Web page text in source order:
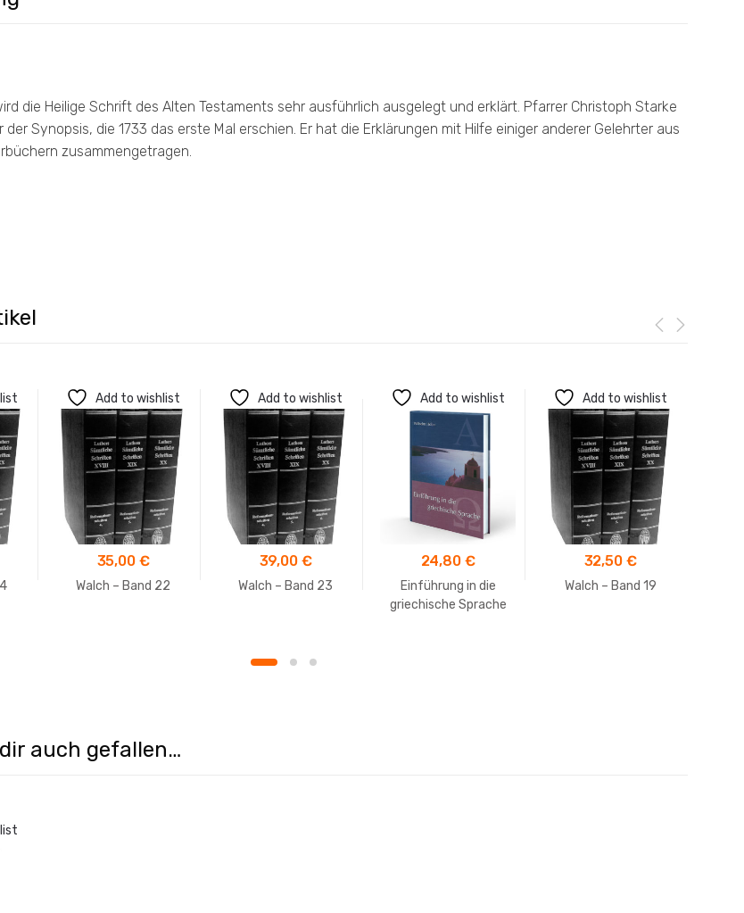
die Heilige Schrift des Alten Testaments sehr ausführlich ausgelegt und erklärt. Pfarrer Christoph Starke
der Synopsis, die 1733 das erste Mal erschien. Er hat die Erklärungen mit Hilfe einiger anderer Gelehrter aus
zusammengetragen.
Add to wishlist
35,00 €
Walch – Band 22
Add to wishlist
39,00 €
Walch – Band 23
Add to wishlist
24,80 €
Einführung in die
griechische Sprache
Add to wishlist
32,50 €
Walch – Band 19
auch gefallen…